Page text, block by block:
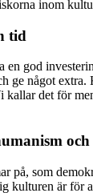
inom
tid
en god
ge något extra.
kallar det för
på, som
kulturen är för